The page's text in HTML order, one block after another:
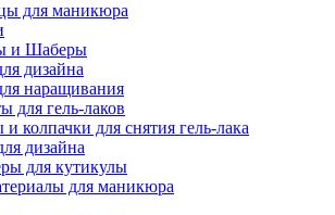
для маникюра
и Шаберы
дизайна
наращивания
для гель-лаков
колпачки для снятия гель-лака
дизайна
для кутикулы
для маникюра